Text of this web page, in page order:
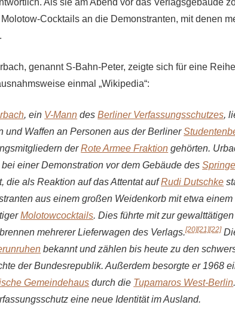
Als sie am Abend vor das Verlagsgebäude
Cocktails an die Demonstranten, mit denen
genannt S-Bahn-Peter, zeigte sich für eine
einmal „Wikipedia“:
, ein V-Mann desBerliner Verfassungsschutzes,
und Waffen an Personen aus der Berliner
derRote Armee Fraktion gehörten.
einer Demonstration vor dem Gebäude des
die als Reaktion auf das Attentat aufRudi Dutschke
aus einem großen Weidenkorb mit etwa
Molotowcocktails. Dies führte mit zur
mehrerer Lieferwagen des Verlags.[20][21][22]
bekannt und zählen bis heute zu den
der Bundesrepublik. Außerdem besorgte er 1968
Gemeindehaus durch die Tupamaros West-Berlin
eine neue Identität im Ausland.